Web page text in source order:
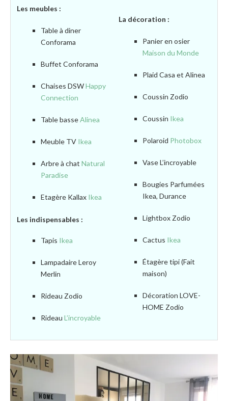
Les meubles :
Table à diner
Conforama
Buffet Conforama
Chaises DSWHappy
Connection
Table basseAlinea
Meuble TV Ikea
Arbre à chat Natural
Paradise
Etagère Kallax Ikea
Les indispensables :
Tapis Ikea
Lampadaire Leroy
Merlin
Rideau Zodio
Rideau L’incroyable
La décoration :
Panier en osier
Maison du Monde
Plaid Casa et Alinea
Coussin Zodio
Coussin Ikea
Polaroid Photobox
Vase L’incroyable
Bougies Parfumées
Ikea, Durance
Lightbox Zodio
Cactus Ikea
Étagère tipi (Fait
maison)
Décoration LOVE-
HOME Zodio